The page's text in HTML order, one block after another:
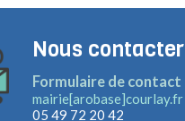
Nous contacter
Formulaire de contact
mairie[arobase]courlay.fr
05 49 72 20 42